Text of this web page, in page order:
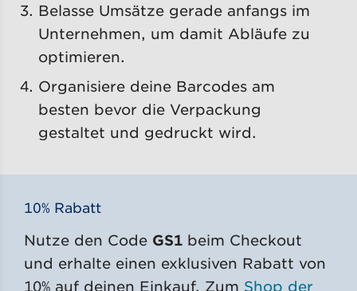
Belasse Umsätze gerade anfangs im
Unternehmen, um damit Abläufe zu
optimieren.
Organisiere deine Barcodes am
besten bevor die Verpackung
gestaltet und gedruckt wird.
10% Rabatt
Nutze den Code GS1 beim Checkout
und erhalte einen exklusiven Rabatt von
10% auf deinen Einkauf. Zum Shop der